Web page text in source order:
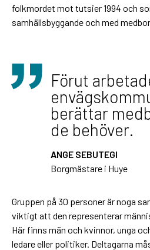
folkmordet mot tutsier 1994 och
samhällsbyggande och med
Förut
berättar
de behöver.
ANGE SEBUTEGI
Borgmästare i Huye
Gruppen på 30 personer är noga
viktigt att den representerar
Här finns män och kvinnor, unga
ledare eller politiker. Deltagarna